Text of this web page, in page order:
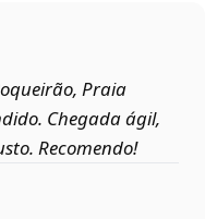
Praia
Chegada ágil,
Recomendo!